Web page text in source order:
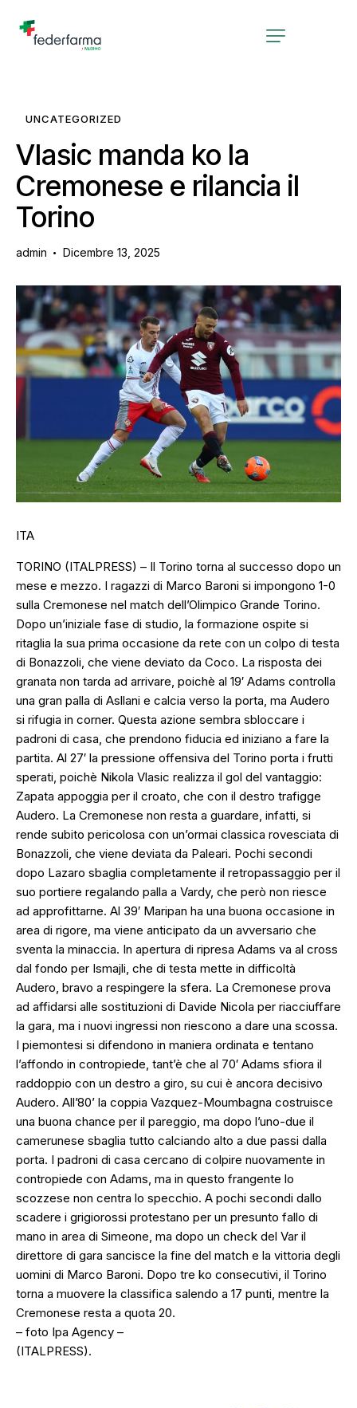
UNCATEGORIZED
Vlasic manda ko la
Cremonese e rilancia il
Torino
admin Dicembre 13, 2025
ITA
TORINO (ITALPRESS) – Il Torino torna al successo dopo un
mese e mezzo. I ragazzi di Marco Baroni si impongono 1-0
sulla Cremonese nel match dell’Olimpico Grande Torino.
Dopo un’iniziale fase di studio, la formazione ospite si
ritaglia la sua prima occasione da rete con un colpo di testa
di Bonazzoli, che viene deviato da Coco. La risposta dei
granata non tarda ad arrivare, poichè al 19′ Adams controlla
una gran palla di Asllani e calcia verso la porta, ma Audero
si rifugia in corner. Questa azione sembra sbloccare i
padroni di casa, che prendono fiducia ed iniziano a fare la
partita. Al 27′ la pressione offensiva del Torino porta i frutti
sperati, poichè Nikola Vlasic realizza il gol del vantaggio:
Zapata appoggia per il croato, che con il destro trafigge
Audero. La Cremonese non resta a guardare, infatti, si
rende subito pericolosa con un’ormai classica rovesciata di
Bonazzoli, che viene deviata da Paleari. Pochi secondi
dopo Lazaro sbaglia completamente il retropassaggio per il
suo portiere regalando palla a Vardy, che però non riesce
ad approfittarne. Al 39′ Maripan ha una buona occasione in
area di rigore, ma viene anticipato da un avversario che
sventa la minaccia. In apertura di ripresa Adams va al cross
dal fondo per Ismajli, che di testa mette in difficoltà
Audero, bravo a respingere la sfera. La Cremonese prova
ad affidarsi alle sostituzioni di Davide Nicola per riacciuffare
la gara, ma i nuovi ingressi non riescono a dare una scossa.
I piemontesi si difendono in maniera ordinata e tentano
l’affondo in contropiede, tant’è che al 70′ Adams sfiora il
raddoppio con un destro a giro, su cui è ancora decisivo
Audero. All’80’ la coppia Vazquez-Moumbagna costruisce
una buona chance per il pareggio, ma dopo l’uno-due il
camerunese sbaglia tutto calciando alto a due passi dalla
porta. I padroni di casa cercano di colpire nuovamente in
contropiede con Adams, ma in questo frangente lo
scozzese non centra lo specchio. A pochi secondi dallo
scadere i grigiorossi protestano per un presunto fallo di
mano in area di Simeone, ma dopo un check del Var il
direttore di gara sancisce la fine del match e la vittoria degli
uomini di Marco Baroni. Dopo tre ko consecutivi, il Torino
torna a muovere la classifica salendo a 17 punti, mentre la
Cremonese resta a quota 20.
– foto Ipa Agency –
(ITALPRESS).